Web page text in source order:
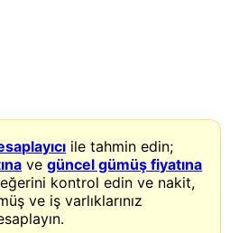
ile tahmin edin;
vegüncel gümüş fiyatına
kontrol edin ve nakit,
ve iş varlıklarınız